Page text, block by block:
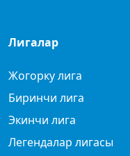
Лигалар
Жогорку лига
Биринчи лига
Экинчи лига
Легендалар лигасы